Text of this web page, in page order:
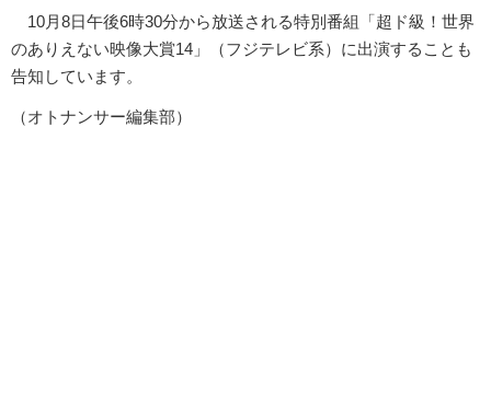
10月8日午後6時30分から放送される特別番組「超ド級！世界
のありえない映像大賞14」（フジテレビ系）に出演することも
告知しています。
（オトナンサー編集部）